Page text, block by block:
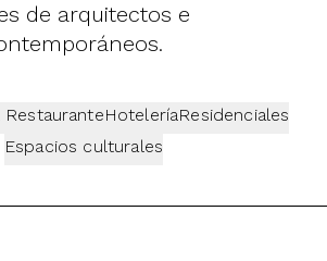
de arquitectos e
HoteleríaResidenciales
Espacios culturales